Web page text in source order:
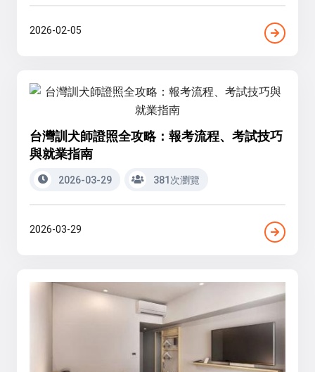
2026-02-05
台灣訓犬師證照全攻略：報考流程、考試技巧
與就業指南
2026-03-29 381次瀏覽
2026-03-29